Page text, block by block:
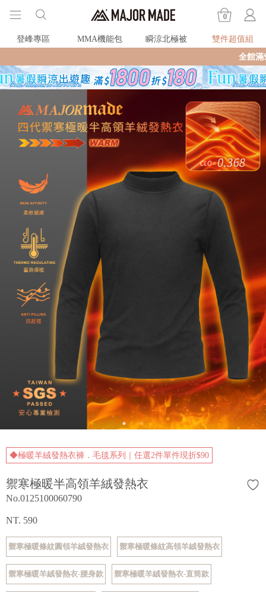
0
登峰專區 MMA機能包 瞬涼北極被
雙件超值組
全館滿$990即享免運🛒現
◆極暖羊絨發熱衣褲．毛毯系列｜任選2件單件現折$90
禦寒極暖半高領羊絨發熱衣
No.0125100060790
NT. 590
禦寒極暖條紋圓領羊絨發熱衣 禦寒極暖條紋高領羊絨發熱衣
禦寒極暖羊絨發熱衣-腰身款 禦寒極暖羊絨發熱衣-直筒款